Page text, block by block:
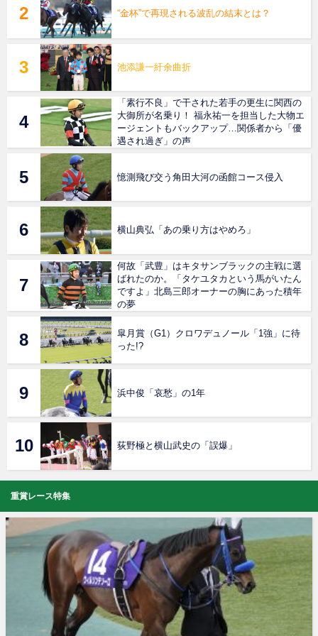
“金杯”で再現される波乱の結末とは？
池添謙一紆余曲折
「素行不良」で干された若手の更生に関西の
大御所が名乗り！ 福永祐一を担当した大物エ
ージェントもバックアップ…関係者から「優
遇され過ぎ」の声
憶測飛び交う角田大河の函館コース侵入
横山典弘「あの乗り方はやめろ」
何故「武豊」はキタサンブラックの主戦に選
ばれたのか。「タケユタカという馬がいたん
ですよ」北島三郎オーナーの胸にあった積年
の夢
皐月賞（G1）クロワデュノール「1強」に待
った!?
浜中俊「哀愁」の1年
荻野極と横山武史の「誤爆」
重賞レース特集